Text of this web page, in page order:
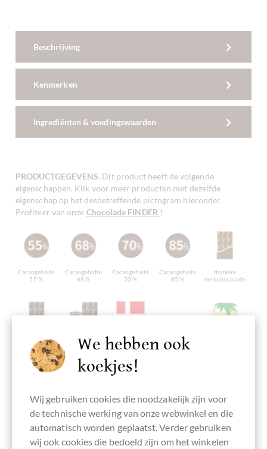
Beschrijving
Kenmerken
Ingrediënten & voedingswaarden
PRODUCTGEGEVENS. Dit product heeft de volgende
eigenschappen. Klik voor meer producten met dezelfde
eigenschap op het desbetreffende pictogram hieronder.
Profiteer van onze Chocolade FINDER !
Cacaogehalte
55 %
Cacaogehalte
68 %
Cacaogehalte
70 %
Cacaogehalte
85 %
donkere
melkchocolade
pure
chocolade
Bean-To-Bar
chocolade
Vervaardigd in
Denemarken,
chocolade
pure
chocolade
sojavrije
Bio chocolade
Direct Cacao
Directe
Chocolade
Verpakking
We hebben ook
koekjes!
Wij gebruiken cookies die noodzakelijk zijn voor
de technische werking van onze webwinkel en die
automatisch worden geplaatst. Verder gebruiken
wij ook cookies die bedoeld zijn om het winkelen